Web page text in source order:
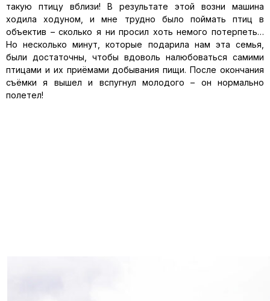
такую птицу вблизи! В результате этой возни машина
ходила ходуном, и мне трудно было поймать птиц в
объектив – сколько я ни просил хоть немого потерпеть…
Но несколько минут, которые подарила нам эта семья,
были достаточны, чтобы вдоволь налюбоваться самими
птицами и их приёмами добывания пищи. После окончания
съёмки я вышел и вспугнул молодого – он нормально
полетел!